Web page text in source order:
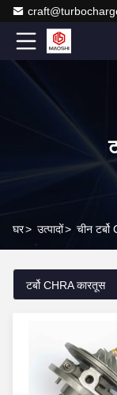
घर> उत्पादों> चीन
टर्बो CHRA कारतूस